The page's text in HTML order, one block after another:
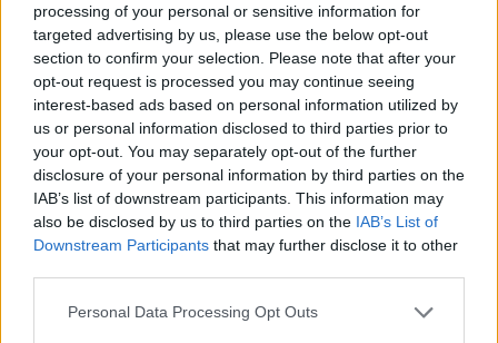
processing of your personal or sensitive information for
targeted advertising by us, please use the below opt-out
section to confirm your selection. Please note that after your
opt-out request is processed you may continue seeing
interest-based ads based on personal information utilized by
us or personal information disclosed to third parties prior to
your opt-out. You may separately opt-out of the further
disclosure of your personal information by third parties on the
IAB’s list of downstream participants. This information may
also be disclosed by us to third parties on the IAB’s List of
Downstream Participants that may further disclose it to other
Please note that this website/app uses one or more Google
Personal Data Processing Opt Outs
Az Antikrisztus és a 24 folytatása is a
VIASAT6-ra érkezik
Jasinka Ádám•2017. február 02.
Január elején írtuk meg, hogy milyen színes,
premierekben gazdag kínálattal készülnek az év első
felére a Viasat adói. A legtöbb újdonságról azonban
akkor még nem tudtuk, hogy pontosan mikor is
debütálnak. Ma viszont kiderült, hogy a VIASAT6-ra,
a férfias tévécsatornára érkező négy újdonság mikor